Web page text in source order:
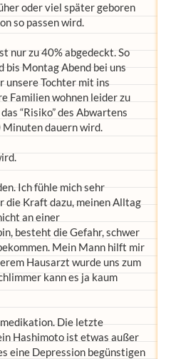
oder viel später geboren
so passen wird.
nur zu 40% abgedeckt. So
bis Montag Abend bei uns
unsere Tochter mit ins
Familien wohnen leider zu
“Risiko” des Abwartens
Minuten dauern wird.
Ich fühle mich sehr
die Kraft dazu, meinen Alltag
an einer
besteht die Gefahr, schwer
Mein Mann hilft mir
Hausarzt wurde uns zum
kann es ja kaum
Die letzte
Hashimoto ist etwas außer
eine Depression begünstigen